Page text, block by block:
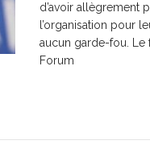
Le régime
Énergie solaire :
d’avoir allègrement
l’organisation pour
aucun garde-fou.
Forum